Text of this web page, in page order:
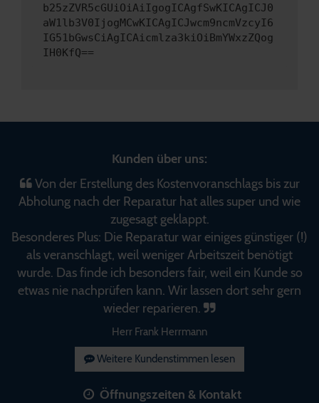
b25zZVR5cGUiOiAiIgogICAgfSwKICAgICJ0
aW1lb3V0IjogMCwKICAgICJwcm9ncmVzcyI6
IG51bGwsCiAgICAicmlza3kiOiBmYWxzZQog
IH0KfQ==
Kunden über uns:
Von der Erstellung des Kostenvoranschlags bis zur
Abholung nach der Reparatur hat alles super und wie
zugesagt geklappt.
Besonderes Plus: Die Reparatur war einiges günstiger (!)
als veranschlagt, weil weniger Arbeitszeit benötigt
wurde. Das finde ich besonders fair, weil ein Kunde so
etwas nie nachprüfen kann. Wir lassen dort sehr gern
wieder reparieren.
Herr Frank Herrmann
Weitere Kundenstimmen lesen
Öffnungszeiten & Kontakt